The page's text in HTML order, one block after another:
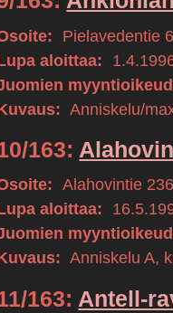
Pielavedentie
aloittaa:
Anniskelu/
163:
Alahovintie 236
aloittaa:
Anniskelu A,
163: Antell-